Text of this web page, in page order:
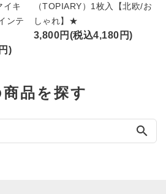
イキ
ンテ
)
（TOPIARY）1枚入【北欧/お
しゃれ】★
3,800円(税込4,180円)
品を探す
search